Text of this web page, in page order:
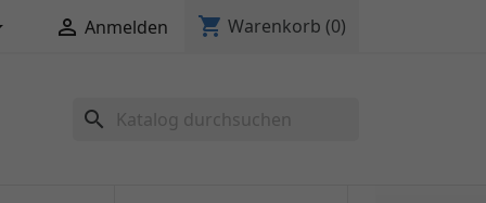
 Anmelden shopping_cart Warenkorb (0)
search